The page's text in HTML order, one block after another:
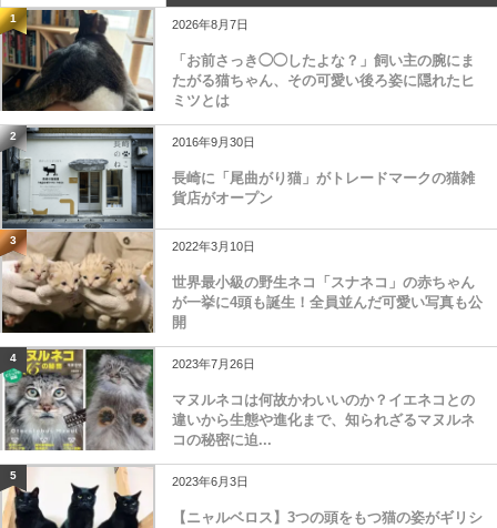
1 2026年8月7日
「お前さっき◯◯したよな？」飼い主の腕にま
たがる猫ちゃん、その可愛い後ろ姿に隠れたヒ
ミツとは
2 2016年9月30日
長崎に「尾曲がり猫」がトレードマークの猫雑
貨店がオープン
3 2022年3月10日
世界最小級の野生ネコ「スナネコ」の赤ちゃん
が一挙に4頭も誕生！全員並んだ可愛い写真も公
開
4 2023年7月26日
マヌルネコは何故かわいいのか？イエネコとの
違いから生態や進化まで、知られざるマヌルネ
コの秘密に迫...
5 2023年6月3日
【ニャルベロス】3つの頭をもつ猫の姿がギリシ